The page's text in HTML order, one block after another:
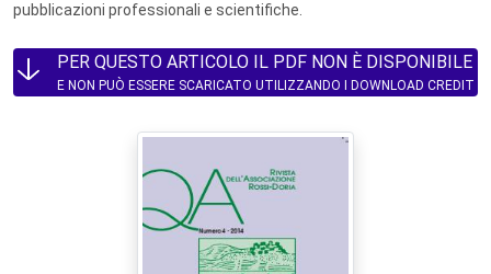
pubblicazioni professionali e scientifiche.
PER QUESTO ARTICOLO IL PDF NON È DISPONIBILE
E NON PUÒ ESSERE SCARICATO UTILIZZANDO I DOWNLOAD CREDIT